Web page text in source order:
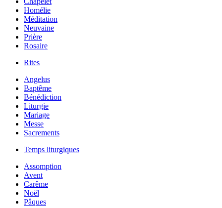
Homélie
Méditation
Neuvaine
Prière
Rosaire
Rites
Angelus
Baptême
Bénédiction
Liturgie
Mariage
Messe
Sacrements
Temps liturgiques
Assomption
Avent
Carême
Noël
Pâques